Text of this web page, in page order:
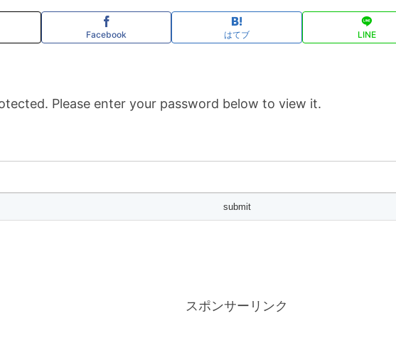
Facebook はてブ LINE
Please enter your password below to view it.
スポンサーリンク